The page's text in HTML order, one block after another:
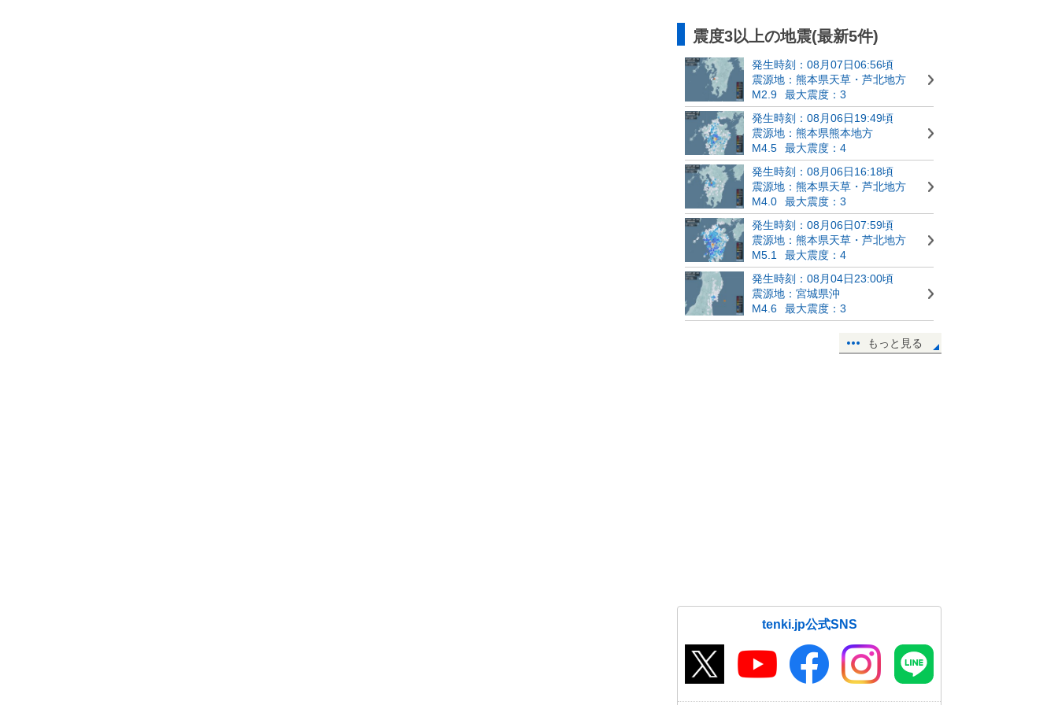
震度3以上の地震(最新5件)
発生時刻：08月07日06:56頃
震源地：熊本県天草・芦北地方
M2.9
最大震度：3
発生時刻：08月06日19:49頃
震源地：熊本県熊本地方
M4.5
最大震度：4
発生時刻：08月06日16:18頃
震源地：熊本県天草・芦北地方
M4.0
最大震度：3
発生時刻：08月06日07:59頃
震源地：熊本県天草・芦北地方
M5.1
最大震度：4
発生時刻：08月04日23:00頃
震源地：宮城県沖
M4.6
最大震度：3
もっと見る
tenki.jp公式SNS